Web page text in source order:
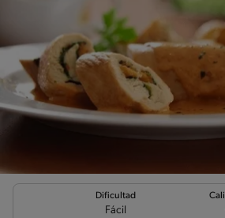
Dificultad
Fácil